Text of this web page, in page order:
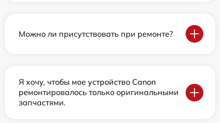
Можно ли присутствовать при ремонте?
Я хочу, чтобы мое устройство Canon
ремонтировалось только оригинальными
запчастями.